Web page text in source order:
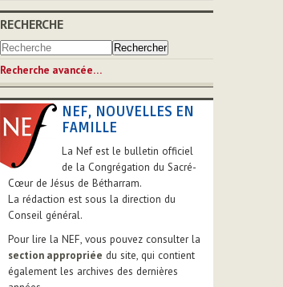
RECHERCHE
Recherche avancée…
NEF, NOUVELLES EN
FAMILLE
La Nef est le bulletin officiel
de la Congrégation du Sacré-
Cœur de Jésus de Bétharram.
La rédaction est sous la direction du
Conseil général.
Pour lire la NEF, vous pouvez consulter la
section appropriée du site, qui contient
également les archives des dernières